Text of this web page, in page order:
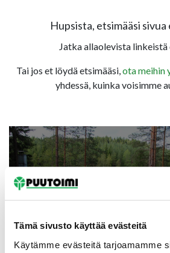
Tämä sivusto käyttää evästeitä
Käytämme evästeitä tarjoamamme
Hupsista, etsimääsi
Jatka allaolevista linkeistä
Tai jos et löydä etsimääsi,ota meihin
yhdessä, kuinka voisimme